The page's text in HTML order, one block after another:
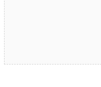
Blutspende – 17.08.2026